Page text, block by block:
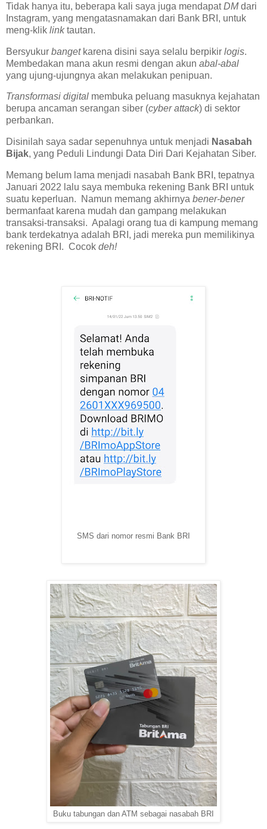
Tidak hanya itu, beberapa kali saya juga mendapatDMdari
Instagram, yang mengatasnamakan dari Bank BRI, untuk
meng-klik linktautan.
Bersyukur bangetkarena disini saya selalu berpikir logis.
Membedakan mana akun resmi dengan akun abal-abal
yang ujung-ujungnya akan melakukan penipuan.
Transformasi digital membuka peluang masuknya kejahatan
berupa ancaman serangan siber (cyber attack) di sektor
perbankan.
Disinilah saya sadar sepenuhnya untuk menjadi Nasabah
Bijak, yang Peduli Lindungi Data Diri Dari Kejahatan Siber.
Memang belum lama menjadi nasabah Bank BRI, tepatnya
Januari 2022 lalu saya membuka rekening Bank BRI untuk
suatu keperluan. Namun memang akhirnya bener-bener
bermanfaat karena mudah dan gampang melakukan
transaksi-transaksi. Apalagi orang tua di kampung memang
bank terdekatnya adalah BRI, jadi mereka pun memilikinya
rekening BRI. Cocok deh!
SMS dari nomor resmi Bank BRI
Buku tabungan dan ATM sebagai nasabah BRI